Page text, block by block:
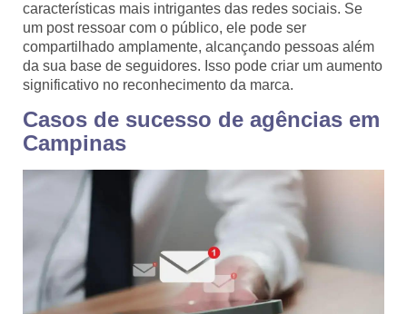
características mais intrigantes das redes sociais. Se
um post ressoar com o público, ele pode ser
compartilhado amplamente, alcançando pessoas além
da sua base de seguidores. Isso pode criar um aumento
significativo no reconhecimento da marca.
Casos de sucesso de agências em
Campinas